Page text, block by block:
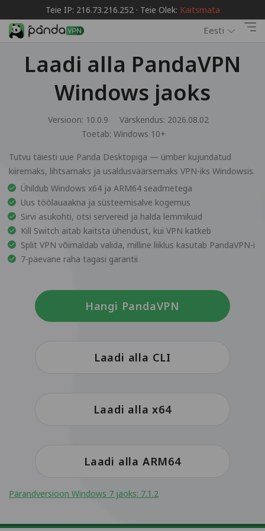
Teie IP: 216.73.216.252 · Teie Olek: Kaitsmata
Eesti
Laadi alla PandaVPN
Windows jaoks
Versioon: 10.0.9
Värskendus: 2026.08.02
Toetab: Windows 10+
Tutvu täiesti uue Panda Desktopiga — ümber kujundatud
kiiremaks, lihtsamaks ja usaldusväärsemaks VPN-iks Windowsis.
Ühildub Windows x64 ja ARM64 seadmetega
Uus töölauaakna ja süsteemisalve kogemus
Sirvi asukohti, otsi servereid ja halda lemmikuid
Kill Switch aitab kaitsta ühendust, kui VPN katkeb
Split VPN võimaldab valida, milline liiklus kasutab PandaVPN-i
7-päevane raha tagasi garantii
Hangi PandaVPN
Laadi alla CLI
Laadi alla x64
Laadi alla ARM64
Pärandversioon Windows 7 jaoks: 7.1.2